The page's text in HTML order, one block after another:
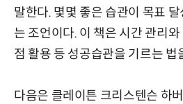
말한다. 몇몇 좋은 습관이 목표
는 조언이다. 이 책은 시간 관리
점 활용 등 성공습관을 기르는 법
다음은 클레이튼 크리스텐슨 하